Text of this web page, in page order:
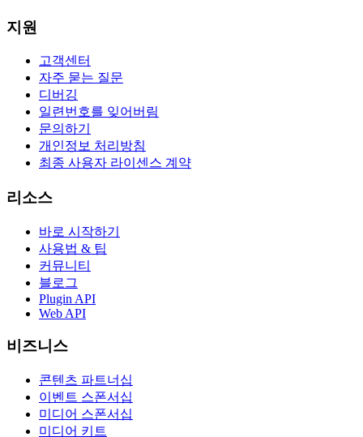
지원
고객센터
자주 묻는 질문
디버깅
일련번호를 잊어버림
문의하기
개인정보 처리방침
최종 사용자 라이센스 계약
리소스
바로 시작하기
사용법 & 팁
커뮤니티
블로그
Plugin API
Web API
비즈니스
콘텐츠 파트너십
이벤트 스폰서십
미디어 스폰서십
미디어 키트